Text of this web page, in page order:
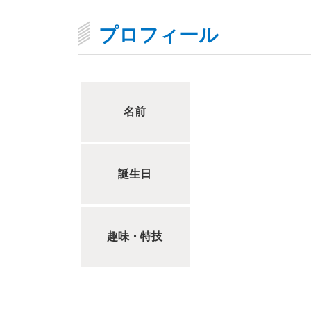
プロフィール
名前
誕生日
趣味・特技